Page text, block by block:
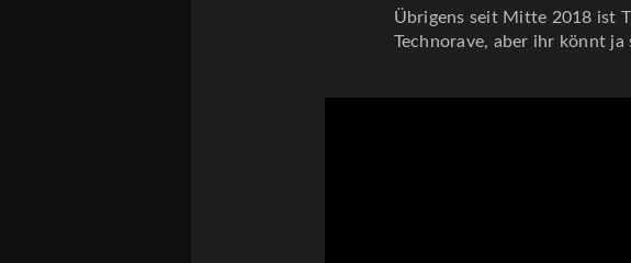
Übrigens seit Mitte 2018 ist
Technorave, aber ihr könnt